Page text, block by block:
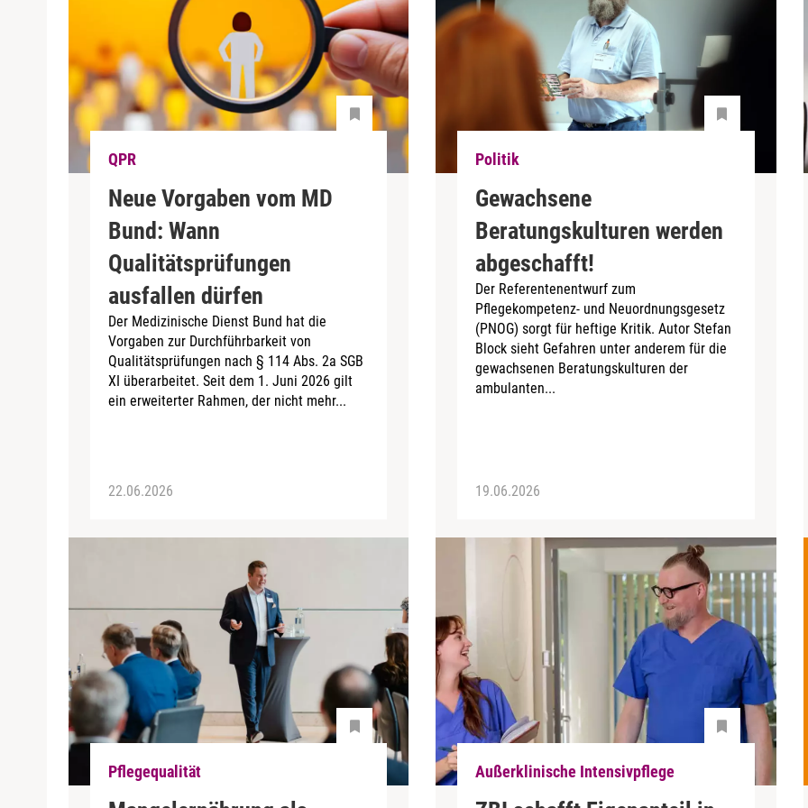
QPR
Neue Vorgaben vom MD
Bund: Wann
Qualitätsprüfungen
ausfallen dürfen
Der Medizinische Dienst Bund hat die
Vorgaben zur Durchführbarkeit von
Qualitätsprüfungen nach § 114 Abs. 2a SGB
XI überarbeitet. Seit dem 1. Juni 2026 gilt
ein erweiterter Rahmen, der nicht mehr...
22.06.2026
Politik
Gewachsene
Beratungskulturen werden
abgeschafft!
Der Referentenentwurf zum
Pflegekompetenz- und Neuordnungsgesetz
(PNOG) sorgt für heftige Kritik. Autor Stefan
Block sieht Gefahren unter anderem für die
gewachsenen Beratungskulturen der
ambulanten...
19.06.2026
Pflegequalität Außerklinische Intensivpflege